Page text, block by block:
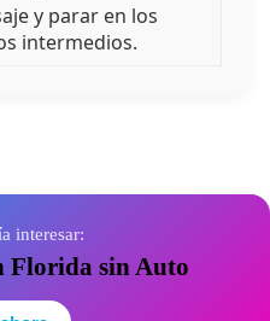
y parar en los
intermedios.
interesar:
Florida sin Auto